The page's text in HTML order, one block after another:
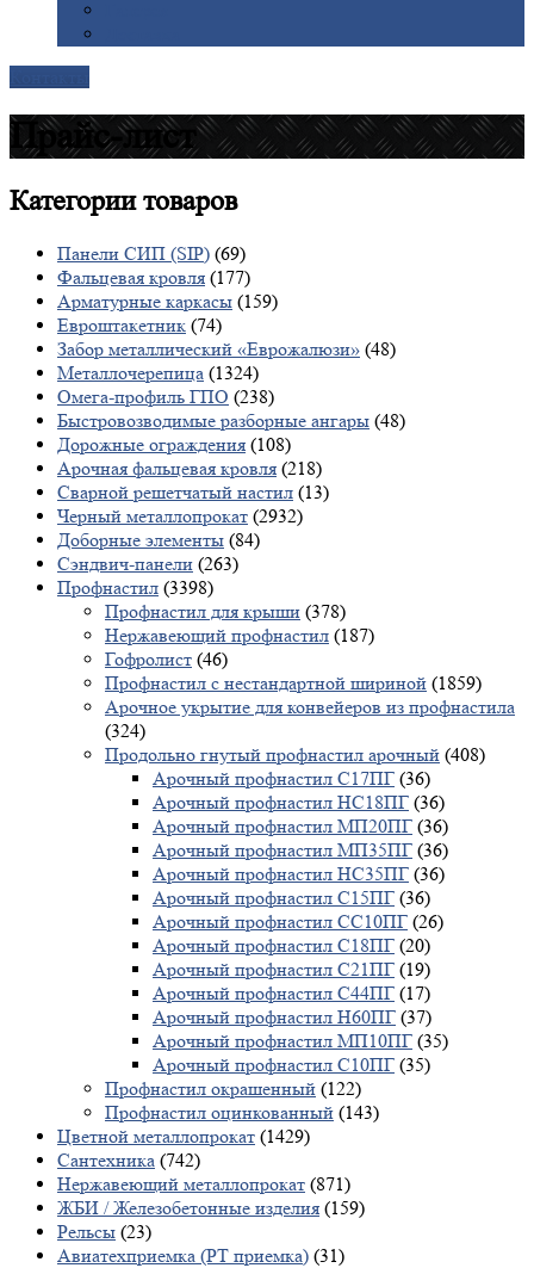
Прайс-лист
Категориитоваров
Панели СИП (SIP) (69)
Фальцевая кровля (177)
Арматурные каркасы (159)
Евроштакетник (74)
Забор металлический «Еврожалюзи» (48)
Металлочерепица (1324)
Омега-профиль ГПО (238)
Быстровозводимые разборные ангары (48)
Дорожные ограждения (108)
Арочная фальцевая кровля (218)
Сварной решетчатый настил (13)
Черный металлопрокат (2932)
Доборные элементы (84)
Сэндвич-панели (263)
Профнастил (3398)
Профнастил для крыши (378)
Нержавеющий профнастил (187)
Гофролист (46)
Профнастил с нестандартной шириной (1859)
Арочное укрытие для конвейеров из профнастила
(324)
Продольно гнутый профнастил арочный (408)
Арочный профнастил С17ПГ (36)
Арочный профнастил НС18ПГ (36)
Арочный профнастил МП20ПГ (36)
Арочный профнастил МП35ПГ (36)
Арочный профнастил НС35ПГ (36)
Арочный профнастил С15ПГ (36)
Арочный профнастил СС10ПГ (26)
Арочный профнастил С18ПГ (20)
Арочный профнастил С21ПГ (19)
Арочный профнастил С44ПГ (17)
Арочный профнастил Н60ПГ (37)
Арочный профнастил МП10ПГ (35)
Арочный профнастил С10ПГ (35)
Профнастил окрашенный (122)
Профнастил оцинкованный (143)
Цветной металлопрокат (1429)
Сантехника (742)
Нержавеющий металлопрокат (871)
ЖБИ / Железобетонные изделия (159)
Рельсы (23)
Авиатехприемка (РТ приемка) (31)